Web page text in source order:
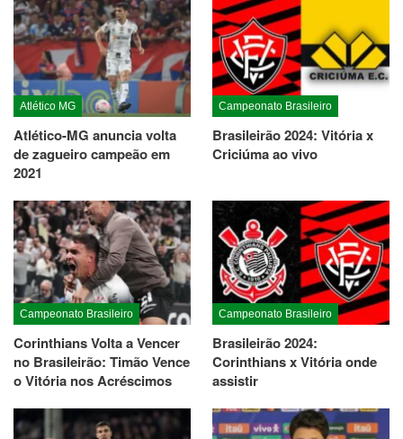
Atlético MG
Atlético-MG anuncia volta
de zagueiro campeão em
2021
Campeonato Brasileiro
Brasileirão 2024: Vitória x
Criciúma ao vivo
Campeonato Brasileiro
Corinthians Volta a Vencer
no Brasileirão: Timão Vence
o Vitória nos Acréscimos
Campeonato Brasileiro
Brasileirão 2024:
Corinthians x Vitória onde
assistir